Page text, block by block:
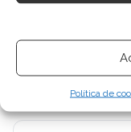
Política de